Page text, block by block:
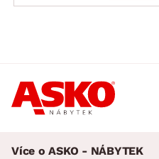
Více o ASKO - NÁBYTEK